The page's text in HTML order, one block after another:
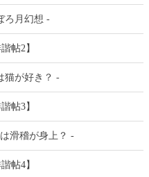
ろ月幻想 -
帖2】
猫が好き？ -
帖3】
滑稽が身上？ -
帖4】